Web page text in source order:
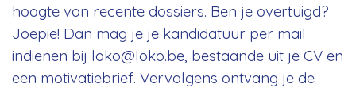
hoogte van recente dossiers. Ben je overtuigd?
Joepie! Dan mag je je kandidatuur per mail
indienen bij loko@loko.be, bestaande uit je CV en
een motivatiebrief. Vervolgens ontvang je de